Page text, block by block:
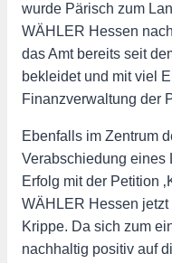
wurde Pärisch zum
WÄHLER Hessen
das Amt bereits seit
bekleidet und mit viel
Finanzverwaltung der
Ebenfalls im Zentrum
Verabschiedung eines
Erfolg mit der Petition
WÄHLER Hessen
Krippe. Da sich zum
nachhaltig positiv auf